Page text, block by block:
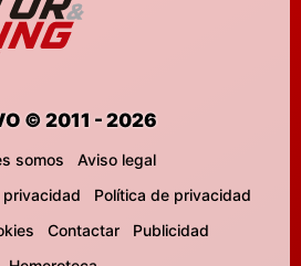
© 2011 - 2026
somos
Aviso legal
Política de privacidad
Contactar
Publicidad